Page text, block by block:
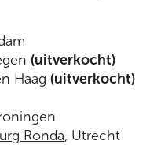
(uitverkocht)
Haag(uitverkocht)
Ronda, Utrecht